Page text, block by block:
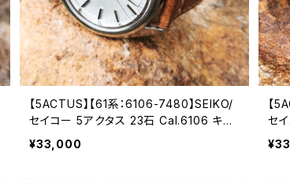
【5ACTUS】【61系：6106-7480】SEIKO/
セイコー 5アクタス 23石 Cal.6106 キャ
リバー 機械式 自動巻き腕時計 精工舎諏
訪工場/SS 1971年 8月製造 アンティーク
¥33,000
【
セ
バ
工